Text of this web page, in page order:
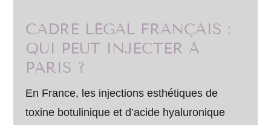
CADRE LÉGAL FRANÇAIS :
QUI PEUT INJECTER À
PARIS ?
En France, les injections esthétiques de
toxine botulinique et d’acide hyaluronique